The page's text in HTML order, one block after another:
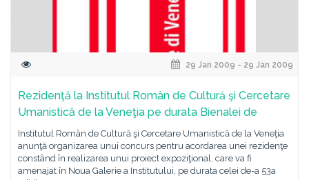
29 Jan 2009 - 29 Jan 2009
Rezidenţă la Institutul Român de Cultură şi Cercetare
Umanistică de la Veneţia pe durata Bienalei de
Institutul Român de Cultură şi Cercetare Umanistică de la Veneţia
anunţă organizarea unui concurs pentru acordarea unei rezidenţe
constând în realizarea unui proiect expoziţional, care va fi
amenajat în Noua Galerie a Institutului, pe durata celei de-a 53a